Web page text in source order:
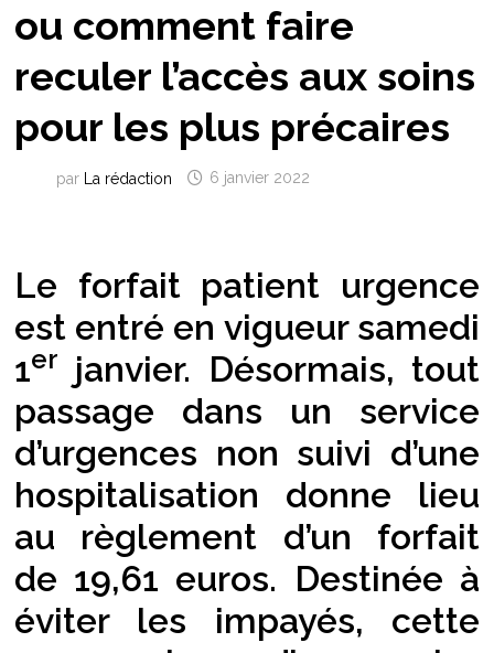
ou comment faire
reculer l’accès aux soins
pour les plus précaires
par La rédaction 6 janvier 2022
Le forfait patient urgence
est entré en vigueur samedi
1er
janvier. Désormais, tout
passage dans un service
d’urgences non suivi d’une
hospitalisation donne lieu
au règlement d’un forfait
de 19,61 euros. Destinée à
éviter les impayés, cette